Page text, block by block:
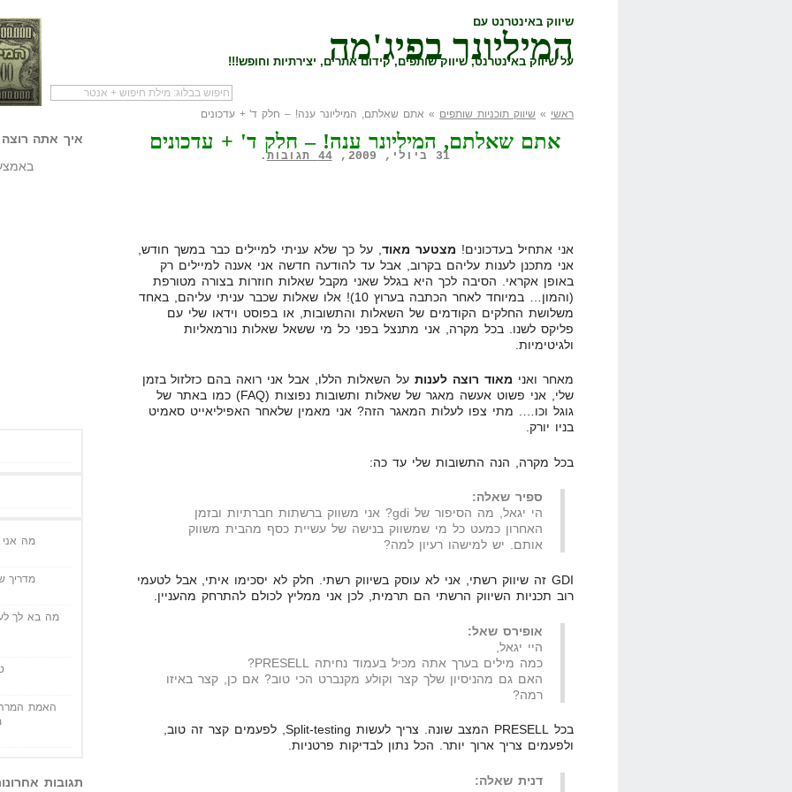
שיווק באינטרנט עם
המיליונר בפיג'מה
על שיווק באינטרנט, שיווק שותפים, קידום אתרים, יצירתיות וחופש!!!
שיווק שותפים הבלוג
ראשי » שיווק תוכניות שותפים » אתם שאלתם, המיליונר ענה! – חלק ד' + עדכונים
אתם שאלתם, המיליונר ענה! – חלק ד' + עדכונים
31 ביולי, 2009, 44 תגובות .
אני אתחיל בעדכונים! מצטער מאוד, על כך שלא עניתי למיילים כבר במשך חודש,
אני מתכנן לענות עליהם בקרוב, אבל עד להודעה חדשה אני אענה למיילים רק
באופן אקראי. הסיבה לכך היא בגלל שאני מקבל שאלות חוזרות בצורה מטורפת
(והמון… במיוחד לאחר הכתבה בערוץ 10)! אלו שאלות שכבר עניתי עליהם, באחד
משלושת החלקים הקודמים של השאלות והתשובות, או בפוסט וידאו שלי עם
פליקס לשנו. בכל מקרה, אני מתנצל בפני כל מי ששאל שאלות נורמאליות
ולגיטימיות.
מאחר ואני מאוד רוצה לענותעל השאלות הללו, אבל אני רואה בהם כזלזול בזמן
שלי, אני פשוט אעשה מאגר של שאלות ותשובות נפוצות (FAQ) כמו באתר של
גוגל וכו…. מתי צפו לעלות המאגר הזה? אני מאמין שלאחר האפיליאייט סאמיט
בניו יורק.
בכל מקרה, הנה התשובות שלי עד כה:
ספיר שאלה:
הי יגאל, מה הסיפור של gdi? אני משווק ברשתות חברתיות ובזמן
האחרון כמעט כל מי שמשווק בנישה של עשיית כסף מהבית משווק
אותם. יש למישהו רעיון למה?
GDI זה שיווק רשתי, אני לא עוסק בשיווק רשתי. חלק לא יסכימו איתי, אבל לטעמי
רוב תכניות השיווק הרשתי הם תרמית, לכן אני ממליץ לכולם להתרחק מהעניין.
אופירס שאל:
היי יגאל,
כמה מילים בערך אתה מכיל בעמוד נחיתה PRESELL?
האם גם מהניסיון שלך קצר וקולע מקנברט הכי טוב? אם כן, קצר באיזו
רמה?
בכל PRESELL המצב שונה. צריך לעשות Split-testing, לפעמים קצר זה טוב,
ולפעמים צריך ארוך יותר. הכל נתון לבדיקות פרטניות.
דנית שאלה:
איך אתה
מה אני
מדריך
מה בא לך
האמת
תגובות